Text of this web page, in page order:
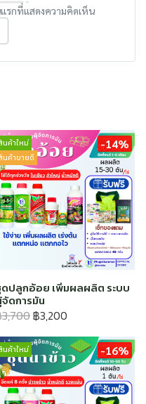
รกที่แสดงความคิดเห็น
นค้าใหม่
นค้าขายดี
-14%
ปลูกอ้อย เพิ่มผลผลิต ระบบ
ดการมัน
฿3,200
นค้าใหม่ -16%